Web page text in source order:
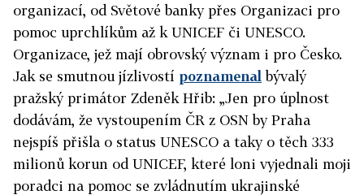
organizací, od Světové banky přes Organizaci pro
pomoc uprchlíkům až k UNICEF či UNESCO.
Organizace, jež mají obrovský význam i pro Česko.
Jak se smutnou jízlivostí poznamenal bývalý
pražský primátor Zdeněk Hřib: „Jen pro úplnost
dodávám, že vystoupením ČR z OSN by Praha
nejspíš přišla o status UNESCO a taky o těch 333
milionů korun od UNICEF, které loni vyjednali moji
poradci na pomoc se zvládnutím ukrajinské